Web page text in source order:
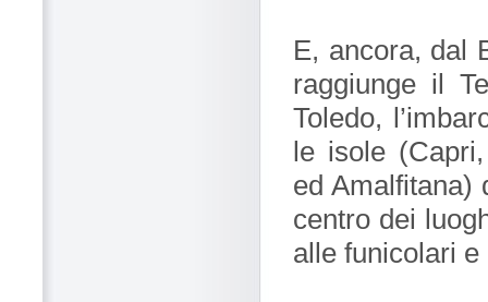
E, ancora, dal
raggiunge il
Toledo,
le isole
ed Amalfitana)
centro dei
alle funicolari